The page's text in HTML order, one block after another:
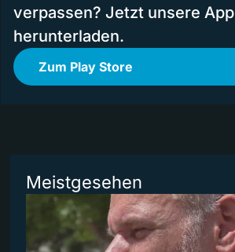
verpassen? Jetzt unsere App
herunterladen.
Zum Play Store
Meistgesehen